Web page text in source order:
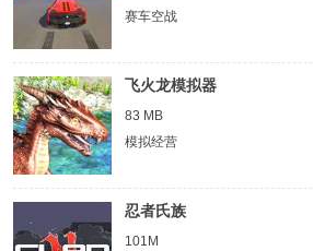
赛车空战
飞火龙模拟器
83 MB
模拟经营
忍者氏族
101M